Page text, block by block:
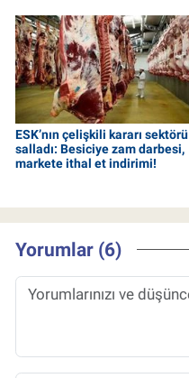
ESK’nın çelişkili kararı sektörü
salladı: Besiciye zam darbesi,
markete ithal et indirimi!
Yorumlar (6)